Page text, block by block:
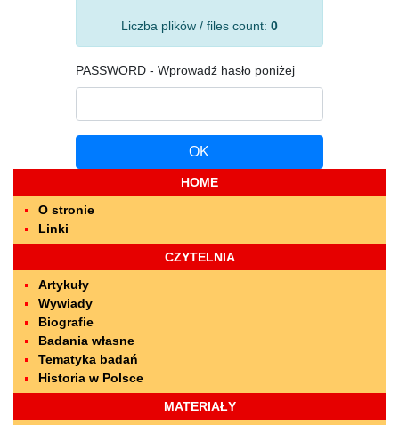
HOME
O stronie
Linki
CZYTELNIA
Artykuły
Wywiady
Biografie
Badania własne
Tematyka badań
Historia w Polsce
MATERIAŁY
Liczba plików / files count: 0
PASSWORD - Wprowadź hasło poniżej
OK